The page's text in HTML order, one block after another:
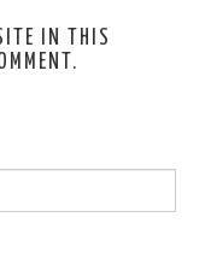
IN THIS